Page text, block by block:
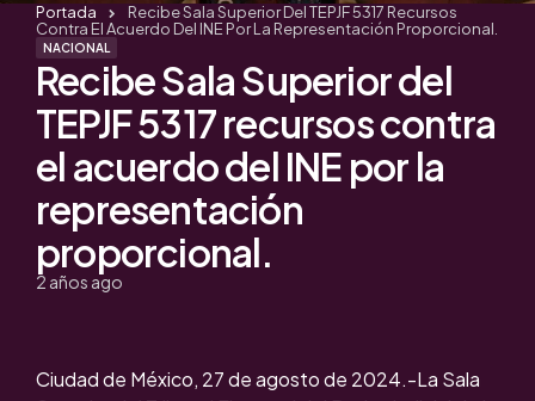
NACIONAL
Recibe Sala Superior del
TEPJF 5317 recursos contra
el acuerdo del INE por la
representación
proporcional.
2 años ago
Portada
Recibe Sala Superior Del TEPJF 5317 Recursos
Contra El Acuerdo Del INE Por La Representación Proporcional.
Ciudad de México, 27 de agosto de 2024.-La Sala